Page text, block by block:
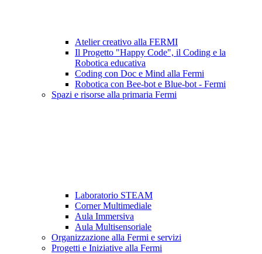
Atelier creativo alla FERMI
Il Progetto "Happy Code", il Coding e la
Robotica educativa
Coding con Doc e Mind alla Fermi
Robotica con Bee-bot e Blue-bot - Fermi
Spazi e risorse alla primaria Fermi
Laboratorio STEAM
Corner Multimediale
Aula Immersiva
Aula Multisensoriale
Organizzazione alla Fermi e servizi
Progetti e Iniziative alla Fermi